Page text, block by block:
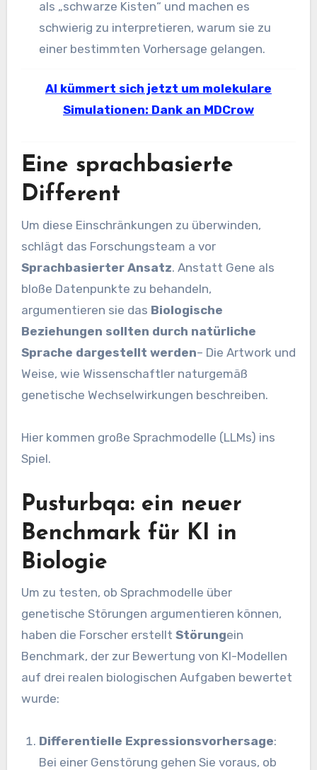
als „schwarze Kisten“ und machen es
schwierig zu interpretieren, warum sie zu
einer bestimmten Vorhersage gelangen.
AI kümmert sich jetzt um molekulare
Simulationen: Dank an MDCrow
Eine sprachbasierte
Different
Um diese Einschränkungen zu überwinden,
schlägt das Forschungsteam a vor
Sprachbasierter Ansatz. Anstatt Gene als
bloße Datenpunkte zu behandeln,
argumentieren sie das Biologische
Beziehungen sollten durch natürliche
Sprache dargestellt werden– Die Artwork und
Weise, wie Wissenschaftler naturgemäß
genetische Wechselwirkungen beschreiben.
Hier kommen große Sprachmodelle (LLMs) ins
Spiel.
Pusturbqa: ein neuer
Benchmark für KI in
Biologie
Um zu testen, ob Sprachmodelle über
genetische Störungen argumentieren können,
haben die Forscher erstellt Störungein
Benchmark, der zur Bewertung von KI-Modellen
auf drei realen biologischen Aufgaben bewertet
wurde:
Differentielle Expressionsvorhersage:
Bei einer Genstörung gehen Sie voraus, ob